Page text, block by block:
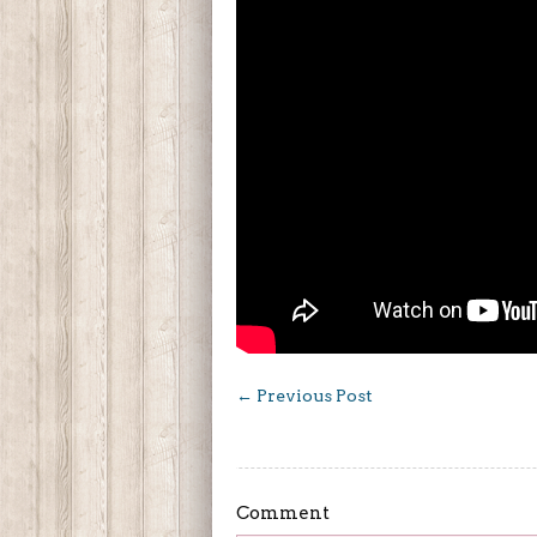
← Previous Post
Comment